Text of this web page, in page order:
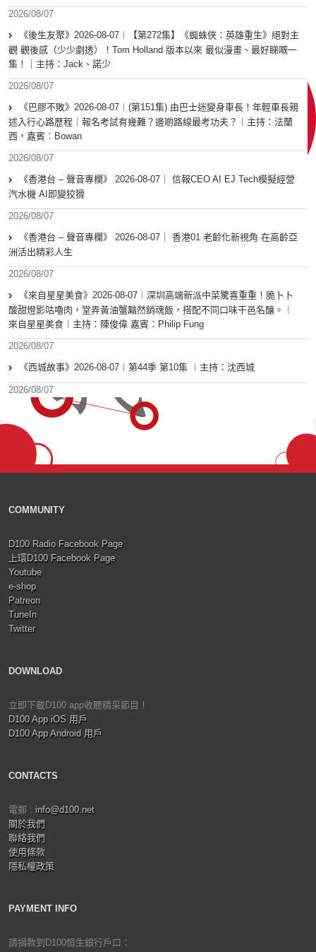
2026/08/07
《後生友聚》2026-08-07︱【第272集】《蜘蛛俠：英雄重生》絕對主
觀 觀後感（少少劇透）！Tom Holland 版本以來 最似漫畫、最好睇嘅一
集！｜主持：Jack、諾少
2026/08/07
《巴膠不敗》2026-08-07︱(第151集) 由巴士迷變身車長！年輕車長親
述入行心路歷程｜報名考試有幾難？邊啲路線最考功夫？︱主持：法蘭
西，嘉賓︰Bowan
2026/08/07
《香港台 – 聲音專欄》 2026-08-07｜ 信報CEO AI EJ Tech模擬經營
汽水機 AI即變狡猾
2026/08/07
《香港台 – 聲音專欄》 2026-08-07｜ 香港01 老齡化新視角 在高齡亞
洲活出精彩人生
2026/08/07
《來自星星美食》2026-08-07︱深圳高端新派中菜驚喜重重！脆卜卜
酸甜燈影咕嚕肉，堂弄黃油蟹黯然銷魂飯，搭配不同口味干邑名釀。︱
來自星星美食︱主持：陳俊偉 嘉賓：Philip Fung
2026/08/07
《西城故事》2026-08-07︱第44季 第10集 ︱主持：沈西城
2026/08/07
COMMUNITY
D100 Radio Facebook Page
上環D100 Facebook Page
Youtube
e-shop
Patreon
TuneIn
Twitter
DOWNLOAD
立即下載D100 app收聽精采節目！
D100 App iOS 用戶
D100 App Android 用戶
CONTACTS
電郵 : info@d100.net
關於我們
聯絡我們
使用條款
隱私權政策
PAYMENT INFO
請捐款到D100恒生銀行戶口：